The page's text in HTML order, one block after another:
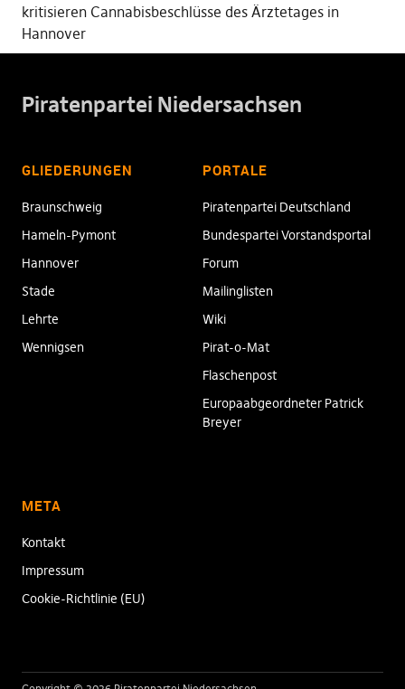
kritisieren Cannabisbeschlüsse des Ärztetages in
Hannover
Piratenpartei Niedersachsen
GLIEDERUNGEN
Braunschweig
Hameln-Pymont
Hannover
Stade
Lehrte
Wennigsen
PORTALE
Piratenpartei Deutschland
Bundespartei Vorstandsportal
Forum
Mailinglisten
Wiki
Pirat-o-Mat
Flaschenpost
Europaabgeordneter Patrick
Breyer
META
Kontakt
Impressum
Cookie-Richtlinie (EU)